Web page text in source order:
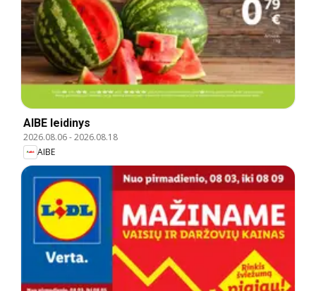
AIBE leidinys
2026.08.06-2026.08.18
AIBE